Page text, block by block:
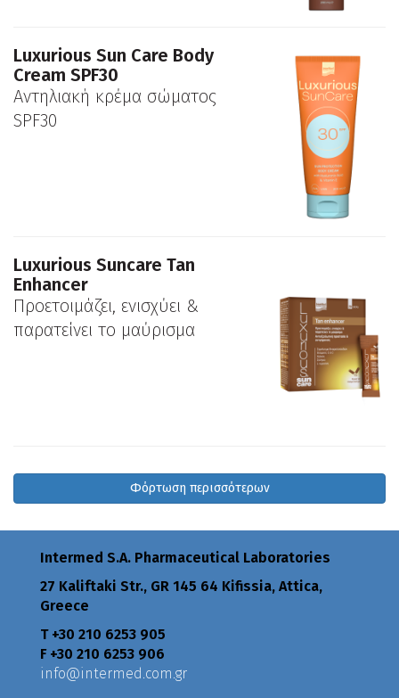
Luxurious Sun Care Body
Cream SPF30
Αντηλιακή κρέμα σώματος
SPF30
Luxurious Suncare Tan
Enhancer
Προετοιμάζει, ενισχύει &
παρατείνει το μαύρισμα
Φόρτωση περισσότερων
Intermed S.A. Pharmaceutical Laboratories
27 Kaliftaki Str., GR 145 64 Κifissia, Attica,
Greece
Τ +30 210 6253 905
F +30 210 6253 906
info@intermed.com.gr